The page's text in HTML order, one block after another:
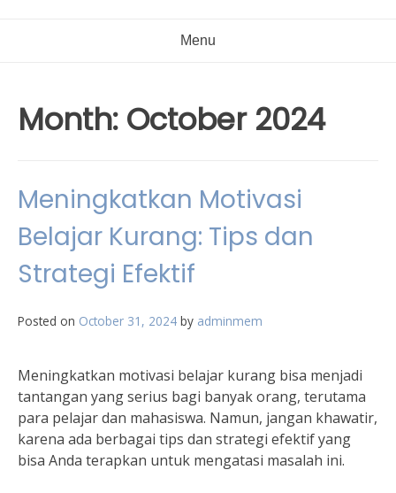
Menu
Month: October 2024
Meningkatkan Motivasi
Belajar Kurang: Tips dan
Strategi Efektif
Posted on October 31, 2024 by adminmem
Meningkatkan motivasi belajar kurang bisa menjadi
tantangan yang serius bagi banyak orang, terutama
para pelajar dan mahasiswa. Namun, jangan khawatir,
karena ada berbagai tips dan strategi efektif yang
bisa Anda terapkan untuk mengatasi masalah ini.